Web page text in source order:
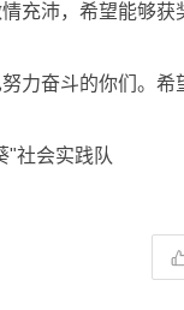
充沛，希望能够
力奋斗的你们。希
"社会实践队